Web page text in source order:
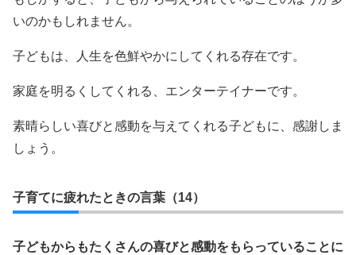
いのかもしれません。
子どもは、人生を色鮮やかにしてくれる存在です。
家庭を明るくしてくれる、エンターテイナーです。
素晴らしい喜びと感動を与えてくれる子どもに、感謝しま
しょう。
子育てに疲れたときの言葉（14）
子どもからもたくさんの喜びと感動をもらっていることに